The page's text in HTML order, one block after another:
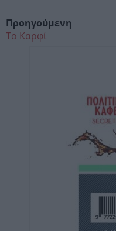
Προηγούμενη
Το Καρφί